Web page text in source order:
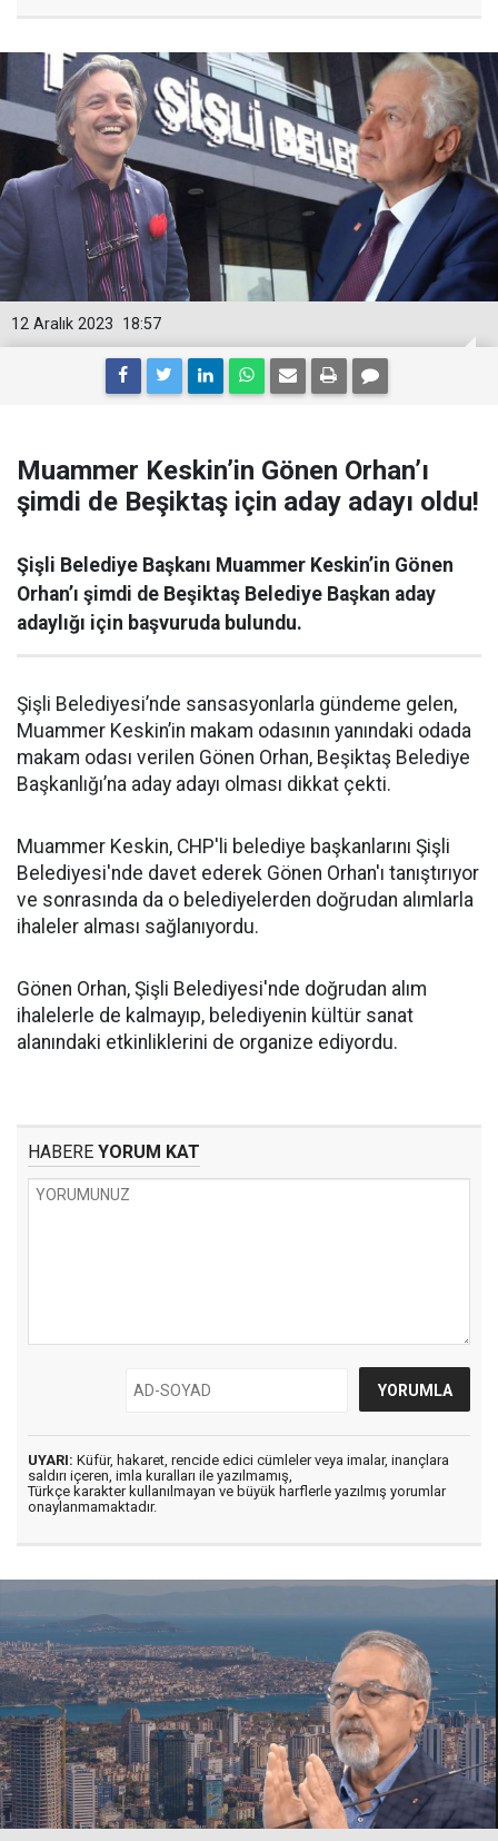
18:57
12 Aralık 2023
Muammer Keskin’in Gönen Orhan’ı
şimdi de Beşiktaş için aday adayı oldu!
Şişli Belediye Başkanı Muammer Keskin’in Gönen
Orhan’ı şimdi de Beşiktaş Belediye Başkan aday
adaylığı için başvuruda bulundu.
Şişli Belediyesi’nde sansasyonlarla gündeme gelen,
Muammer Keskin’in makam odasının yanındaki odada
makam odası verilen Gönen Orhan, Beşiktaş Belediye
Başkanlığı’na aday adayı olması dikkat çekti.
Muammer Keskin, CHP'li belediye başkanlarını Şişli
Belediyesi'nde davet ederek Gönen Orhan'ı tanıştırıyor
ve sonrasında da o belediyelerden doğrudan alımlarla
ihaleler alması sağlanıyordu.
Gönen Orhan, Şişli Belediyesi'nde doğrudan alım
ihalelerle de kalmayıp, belediyenin kültür sanat
alanındaki etkinliklerini de organize ediyordu.
HABERE YORUM KAT
UYARI: Küfür, hakaret, rencide edici cümleler veya imalar, inançlara
saldırı içeren, imla kuralları ile yazılmamış,
Türkçe karakter kullanılmayan ve büyük harflerle yazılmış yorumlar
onaylanmamaktadır.